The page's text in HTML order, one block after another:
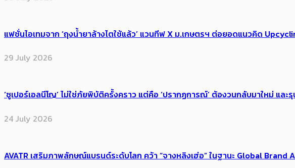
แฟชั่นไอเทมจาก ‘ถุงน้ำยาล้างไตใช้แล้ว’ แวนทีฟ X ม.เกษตรฯ ต่อยอดแนวคิด
29 July 2026
‘ซูเปอร์เอลนีโญ’ ไม่ใช่ภัยพิบัติครั้งคราว แต่คือ ‘ปรากฏการณ์’ ​ต้อง​วนกลับมาใหม่ แ
24 July 2026
AVATR เสริมภาพลักษณ์แบรนด์ระดับโลก คว้า “จางหลิงเฮ่อ” ในฐานะ Global Brand